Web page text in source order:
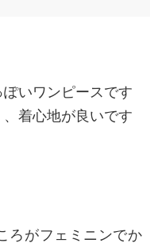
ぽいワンピースです
、着心地が良いです
ろがフェミニンでか